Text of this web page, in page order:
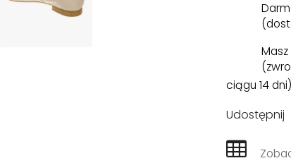
ciągu 14 dni)
Udostępnij